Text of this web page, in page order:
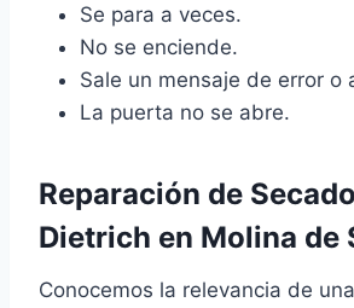
Se para a veces.
No se enciende.
Sale un mensaje de error o
La puerta no se abre.
Reparación de
Dietrich en Molina de
Conocemos la relevancia de